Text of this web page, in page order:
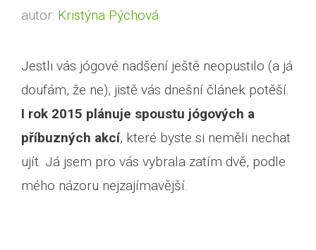
autor: Kristýna Pýchová
Jestli vás jógové nadšení ještě neopustilo (a já
doufám, že ne), jistě vás dnešní článek potěší.
I rok 2015 plánuje spoustu jógových a
příbuzných akcí, které byste si neměli nechat
ujít. Já jsem pro vás vybrala zatím dvě, podle
mého názoru nejzajímavější.